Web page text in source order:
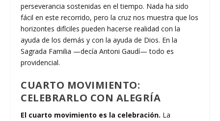
perseverancia sostenidas en el tiempo. Nada ha sido
fácil en este recorrido, pero la cruz nos muestra que los
horizontes difíciles pueden hacerse realidad con la
ayuda de los demás y con la ayuda de Dios. En la
Sagrada Familia —decía Antoni Gaudí— todo es
providencial.
CUARTO MOVIMIENTO:
CELEBRARLO CON ALEGRÍA
El cuarto movimiento es la celebración. La